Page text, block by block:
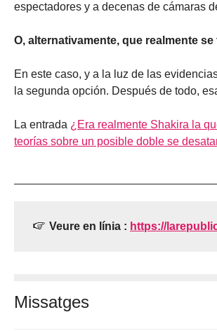
espectadores y a decenas de cámaras
O, alternativamente, que realmente
En este caso, y a la luz de las
la segunda opción. Después de todo,
La entrada ¿Era realmente Shakira la
teorías sobre un posible doble se
Veure en línia : https://
Missatges